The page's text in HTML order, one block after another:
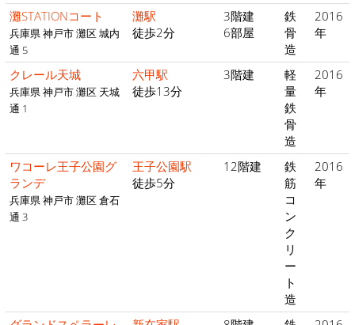
灘STATIONコート
兵庫県 神戸市 灘区 城内
通 5
灘駅
徒歩2分
3階建
6部屋
鉄
骨
造
2016
年
クレール天城
兵庫県 神戸市 灘区 天城
通 1
六甲駅
徒歩13分
3階建
軽
量
鉄
骨
造
2016
年
ワコーレ王子公園グ
ランデ
兵庫県 神戸市 灘区 倉石
通 3
王子公園駅
徒歩5分
12階建
鉄
筋
コ
ン
ク
リ
ー
ト
造
2016
年